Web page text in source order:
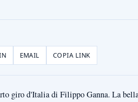
EMAIL COPIA LINK
giro d'Italia di Filippo Ganna. La